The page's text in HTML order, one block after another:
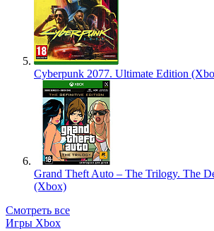
Cyberpunk 2077. Ultimate Edition
Grand Theft Auto – The Trilogy. The
(Xbox)
Смотреть все
Игры Xbox